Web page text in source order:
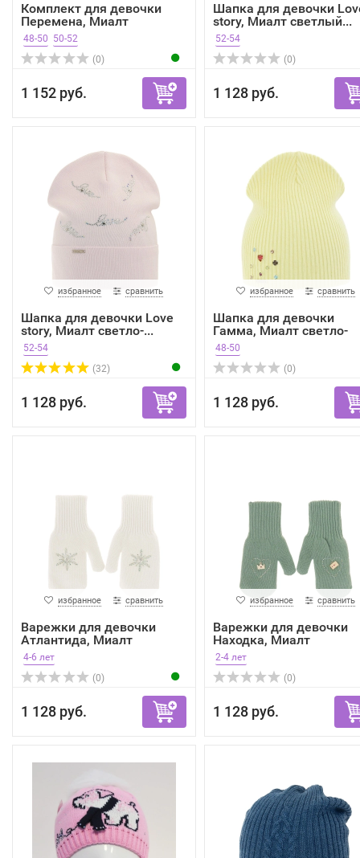
Комплект для девочки
Перемена, Миалт
черный...
48-50 50-52
(0)
1 152 руб.
Шапка для девочки
story, Миалт светлый...
52-54
(0)
1 128 руб.
избранное сравнить
Шапка для девочки Love
story, Миалт светло-...
52-54
(32)
1 128 руб.
избранное сравнить
Шапка для девочки
Гамма, Миалт светло-
желты...
48-50
(0)
1 128 руб.
избранное сравнить
Варежки для девочки
Атлантида, Миалт
белый,...
4-6 лет
(0)
1 128 руб.
избранное сравнить
Варежки для девочки
Находка, Миалт
оливковы...
2-4 лет
(0)
1 128 руб.